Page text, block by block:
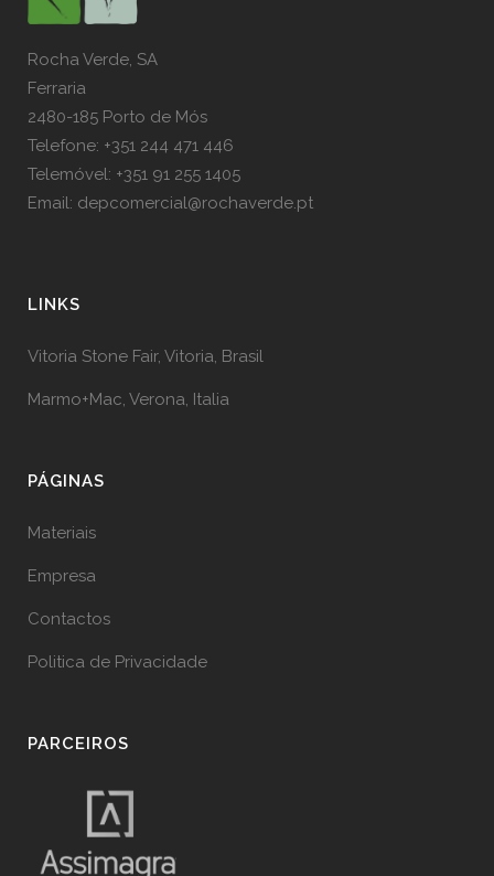
Rocha Verde, SA
Ferraria
2480-185 Porto de Mós
Telefone: +351 244 471 446
Telemóvel: +351 91 255 1405
Email: depcomercial@rochaverde.pt
LINKS
Vitoria Stone Fair, Vitoria, Brasil
Marmo+Mac, Verona, Italia
PÁGINAS
Materiais
Empresa
Contactos
Politica de Privacidade
PARCEIROS